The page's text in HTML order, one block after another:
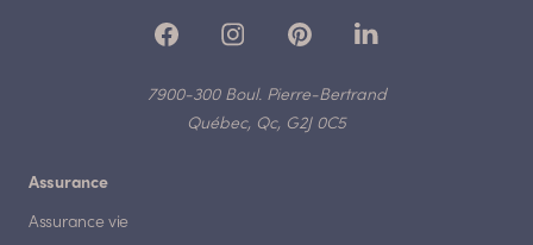
7900-300 Boul. Pierre-Bertrand
Québec, Qc, G2J 0C5
Assurance
Assurance vie